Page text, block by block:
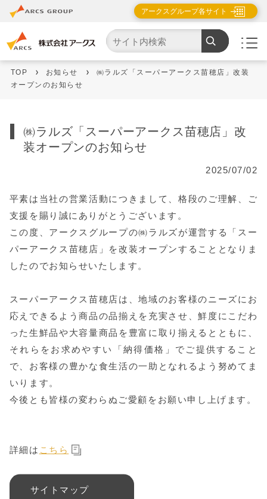
アークスグループ各サイト
TOP お知らせ
㈱ラルズ「スーパーアークス苗穂店」改装
オープンのお知らせ
㈱ラルズ「スーパーアークス苗穂店」改
装オープンのお知らせ
2025/07/02
平素は当社の営業活動につきまして、格段のご理解、ご
支援を賜り誠にありがとうございます。
この度、アークスグループの㈱ラルズが運営する「スー
パーアークス苗穂店」を改装オープンすることとなりま
したのでお知らせいたします。
スーパーアークス苗穂店は、地域のお客様のニーズにお
応えできるよう商品の品揃えを充実させ、鮮度にこだわ
った生鮮品や大容量商品を豊富に取り揃えるとともに、
それらをお求めやすい「納得価格」でご提供すること
で、お客様の豊かな食生活の一助となれるよう努めてま
いります。
今後とも皆様の変わらぬご愛顧をお願い申し上げます。
詳細は こちら
サイトマップ